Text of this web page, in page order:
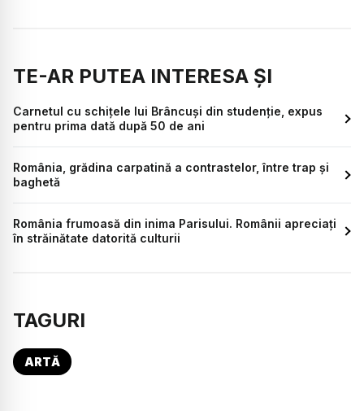
TE-AR PUTEA INTERESA ȘI
Carnetul cu schițele lui Brâncuși din studenție, expus
pentru prima dată după 50 de ani
România, grădina carpatină a contrastelor, între trap și
baghetă
România frumoasă din inima Parisului. Românii apreciați
în străinătate datorită culturii
TAGURI
ARTĂ